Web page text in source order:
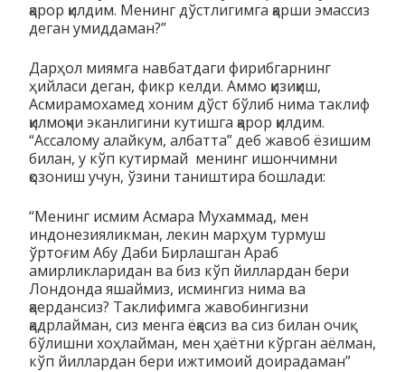
қарор қилдим. Менинг дўстлигимга қарши эмассиз
деган умиддаман?”
Дарҳол миямга навбатдаги фирибгарнинг
ҳийласи деган, фикр келди. Аммо қизиқиш,
Асмирамохамед хоним дўст бўлиб нима таклиф
қилмоқчи эканлигини кутишга қарор қилдим.
“Ассалому алайкум, албатта” деб жавоб ёзишим
билан, у кўп кутирмай менинг ишончимни
қозониш учун, ўзини таништира бошлади:
“Менинг исмим Асмара Мухаммад, мен
индонезияликман, лекин марҳум турмуш
ўртоғим Абу Даби Бирлашган Араб
амирликларидан ва биз кўп йиллардан бери
Лондонда яшаймиз, исмингиз нима ва
қаердансиз? Таклифимга жавобингизни
қадрлайман, сиз менга ёқасиз ва сиз билан очиқ
бўлишни хоҳлайман, мен ҳаётни кўрган аёлман,
кўп йиллардан бери ижтимоий доирадаман”